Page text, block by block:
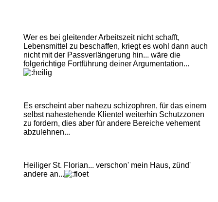
Wer es bei gleitender Arbeitszeit nicht schafft,
Lebensmittel zu beschaffen, kriegt es wohl dann auch
nicht mit der Passverlängerung hin... wäre die
folgerichtige Fortführung deiner Argumentation...
Es erscheint aber nahezu schizophren, für das einem
selbst nahestehende Klientel weiterhin Schutzzonen
zu fordern, dies aber für andere Bereiche vehement
abzulehnen...
Heiliger St. Florian... verschon' mein Haus, zünd'
andere an...